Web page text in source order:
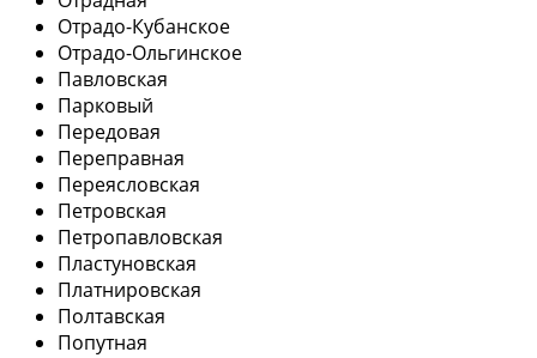
Отрадо-Кубанское
Отрадо-Ольгинское
Павловская
Парковый
Передовая
Переправная
Переясловская
Петровская
Петропавловская
Пластуновская
Платнировская
Полтавская
Попутная